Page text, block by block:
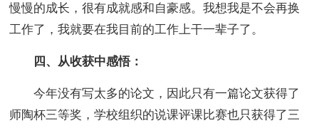
慢慢的成长，很有成就感和自豪感。我想我是不会再换
工作了，我就要在我目前的工作上干一辈子了。
四、从收获中感悟：
今年没有写太多的论文，因此只有一篇论文获得了
师陶杯三等奖，学校组织的说课评课比赛也只获得了三